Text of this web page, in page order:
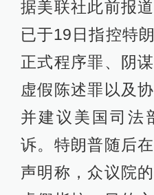
据美联社此前报
已于19日指控特
正式程序罪、阴
虚假陈述罪以及
并建议美国司法
诉。特朗普随后
声明称，众议院